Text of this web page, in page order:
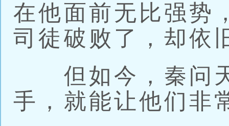
在他面前无比强势
司徒破败了，却依
但如今，秦问天
手，就能让他们非